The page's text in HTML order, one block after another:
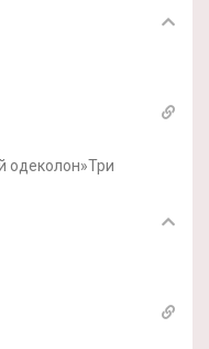
одеколон»Три